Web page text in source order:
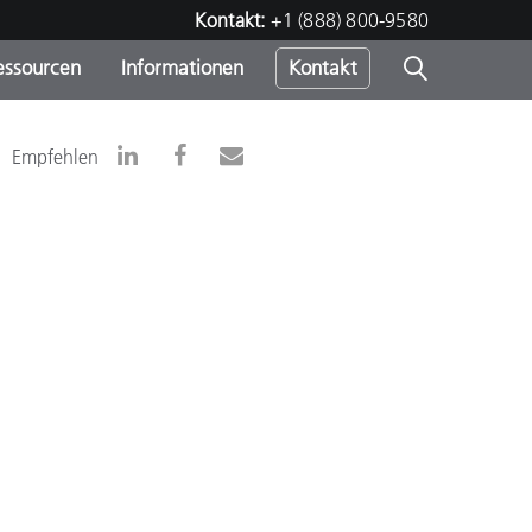
Kontakt: +1 (888) 800-9580
Informationen Kontakt
Empfehlen